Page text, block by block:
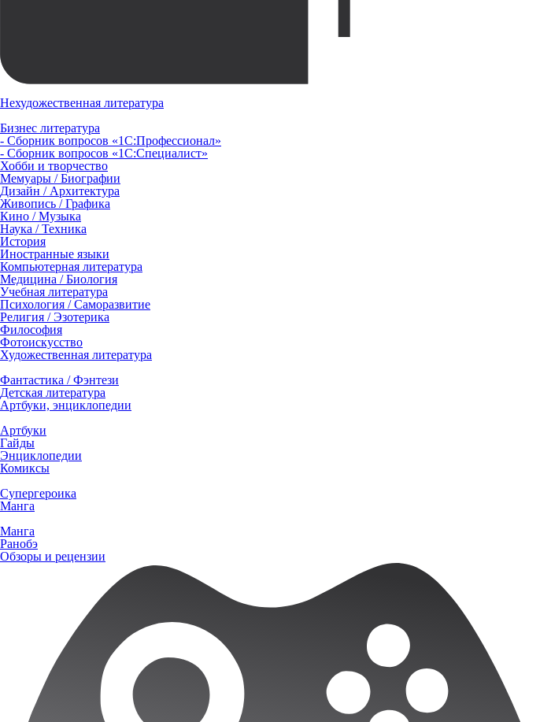
Нехудожественная литература
Бизнес литература
- Сборник вопросов «1С:Профессионал»
- Сборник вопросов «1С:Специалист»
Хобби и творчество
Мемуары / Биографии
Дизайн / Архитектура
Живопись / Графика
Кино / Музыка
Наука / Техника
История
Иностранные языки
Компьютерная литература
Медицина / Биология
Учебная литература
Психология / Саморазвитие
Религия / Эзотерика
Философия
Фотоискусство
Художественная литература
Фантастика / Фэнтези
Детская литература
Артбуки, энциклопедии
Артбуки
Гайды
Энциклопедии
Комиксы
Супергероика
Манга
Манга
Ранобэ
Обзоры и рецензии